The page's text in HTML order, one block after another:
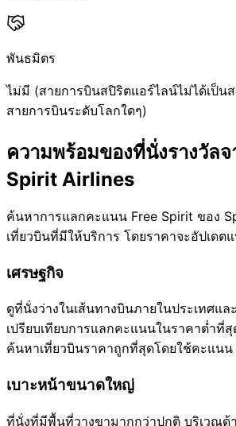
พันธมิตร
ไม่มี (สายการบินสปิริตแอร์ไลน์ไม่ได้เป็
สายการบินระดับโลกใดๆ)
ความพร้อมของที่นั่งรางวัล
Spirit Airlines
ค้นหาการแลกคะแนน Free Spirit ของ
เที่ยวบินที่มีให้บริการ โดยราคาจะอัปเดต
เศรษฐกิจ
ดูที่นั่งว่างในเส้นทางบินภายในประเทศแล
เปรียบเทียบการแลกคะแนนในราคาต่ำที่
ค้นหาเที่ยวบินราคาถูกที่สุดโดยใช้คะแนน
เบาะหน้าขนาดใหญ่
ที่นั่งที่มีพื้นที่วางขามากกว่าปกติ บริเวณด้